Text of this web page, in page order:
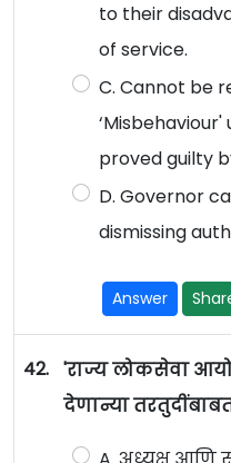
to their
of service.
C. Cannot be
proved guilty
D. Governor
dismissing
Answer
42. 'राज्य लोकसेवा
देणान्या